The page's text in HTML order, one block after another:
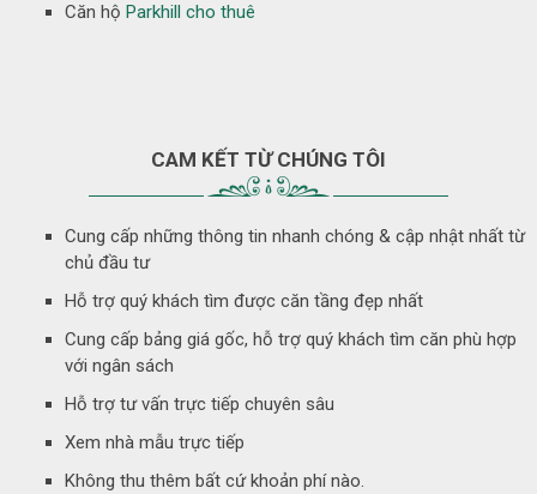
Căn hộParkhill cho thuê
CAM KẾT TỪ CHÚNG TÔI
Cung cấp những thông tin nhanh chóng & cập nhật nhất từ
chủ đầu tư
Hỗ trợ quý khách tìm được căn tầng đẹp nhất
Cung cấp bảng giá gốc, hỗ trợ quý khách tìm căn phù hợp
với ngân sách
Hỗ trợ tư vấn trực tiếp chuyên sâu
Xem nhà mẫu trực tiếp
Không thu thêm bất cứ khoản phí nào.